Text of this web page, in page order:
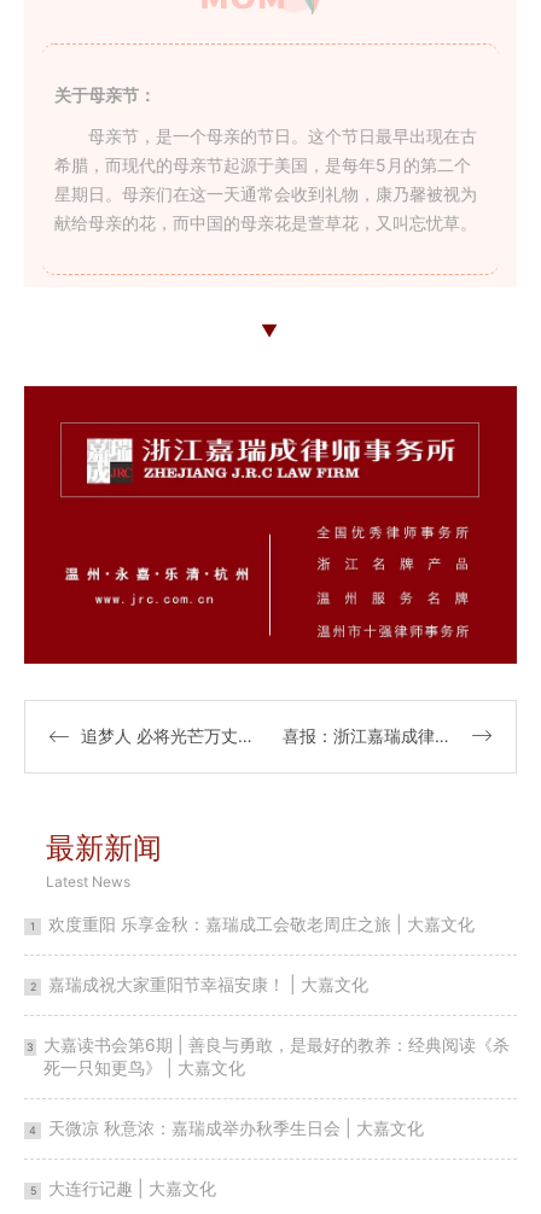
关于母亲节：
母亲节，是一个母亲的节日。这个节日最早出现在古
希腊，而现代的母亲节起源于美国，是每年5月的第二个
星期日。母亲们在这一天通常会收到礼物，康乃馨被视为
献给母亲的花，而中国的母亲花是萱草花，又叫忘忧草。
▼
追梦人 必将光芒万丈：嘉瑞成所向每位劳动者致敬 | 大嘉文化 喜报：浙江嘉瑞成律师事务所羽毛球代表队在瓯海区第七届运动会上再创佳绩 | 大嘉文化
最新新闻
Latest News
1 欢度重阳 乐享金秋：嘉瑞成工会敬老周庄之旅 | 大嘉文化
2 嘉瑞成祝大家重阳节幸福安康！ | 大嘉文化
3
大嘉读书会第6期 | 善良与勇敢，是最好的教养：经典阅读《杀
死一只知更鸟》 | 大嘉文化
4 天微凉 秋意浓：嘉瑞成举办秋季生日会 | 大嘉文化
5 大连行记趣 | 大嘉文化